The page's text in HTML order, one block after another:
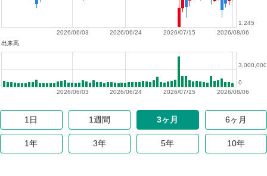
2026/08/06
2026/07/15
2026/06/24
2026/06/03
1,245
出来高
2026/08/06
2026/07/15
2026/06/24
2026/06/03
0
3,000,000
1日 1週間 3ヶ月 6ヶ月
1年 3年 5年 10年